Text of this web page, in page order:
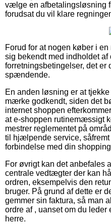
vælge en afbetalingsløsning
forudsat du vil klare
Forud for at nogen køber i
sig bekendt med indholdet af
forretningsbetingelser, det er
spændende.
En anden løsning er at
mærke godkendt, siden det
internet shoppen
at e-shoppen rutinemæssigt
mestrer reglementet på
til hjælpende service,
forbindelse med din
For øvrigt kan det anbefales
centrale vedtægter der kan
ordren, eksempelvis den
bruger. På grund af dette er
gemmer sin faktura, så man
ordre af , uanset om du leder
herre.